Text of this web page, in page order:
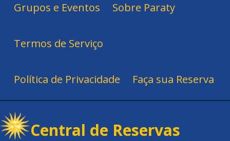
Grupos e Eventos Sobre Paraty
Termos de Serviço
Política de Privacidade Faça sua Reserva
Central de Reservas